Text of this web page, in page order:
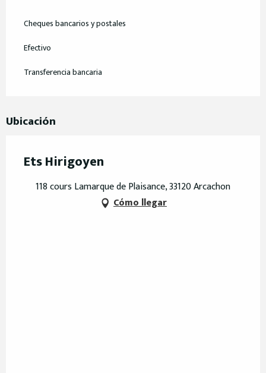
Cheques bancarios y postales
Efectivo
Transferencia bancaria
Ubicación
Ets Hirigoyen
118 cours Lamarque de Plaisance, 33120 Arcachon
Cómo llegar